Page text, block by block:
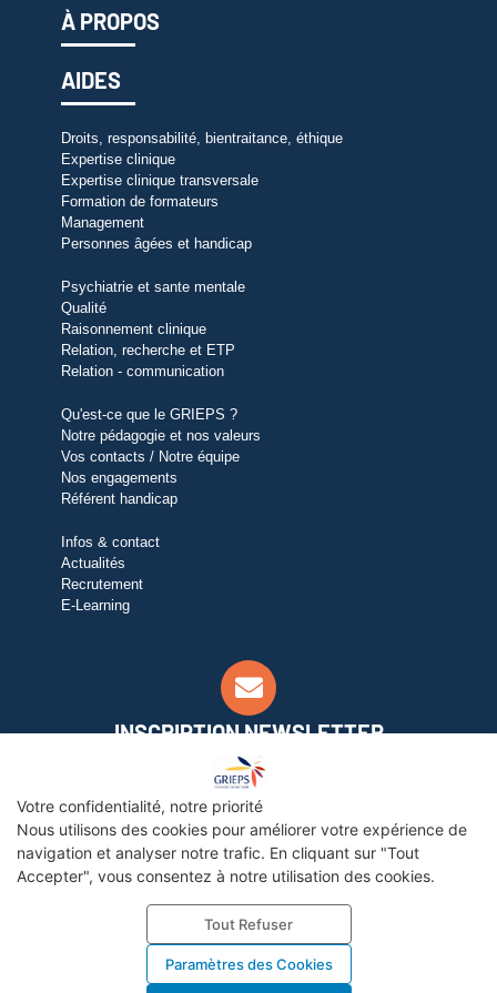
Votre confidentialité, notre priorité
Nous utilisons des cookies pour améliorer votre expérience de
navigation et analyser notre trafic. En cliquant sur "Tout
Accepter", vous consentez à notre utilisation des cookies.
Tout Refuser
Paramètres des Cookies
À PROPOS
AIDES
Droits, responsabilité, bientraitance, éthique
Expertise clinique
Expertise clinique transversale
Formation de formateurs
Management
Personnes âgées et handicap
Psychiatrie et sante mentale
Qualité
Raisonnement clinique
Relation, recherche et ETP
Relation - communication
Qu'est-ce que le GRIEPS ?
Notre pédagogie et nos valeurs
Vos contacts / Notre équipe
Nos engagements
Référent handicap
Infos & contact
Actualités
Recrutement
E-Learning
INSCRIPTION NEWSLETTER
Pour suivre notre actualité, inscrivez-vous à notre
newsletter ci-contre
OK
©Copyright-2023 GRIEPSMentions légales